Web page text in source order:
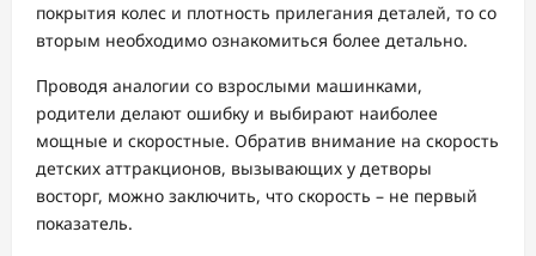
покрытия колес и плотность прилегания деталей, то со
вторым необходимо ознакомиться более детально.
Проводя аналогии со взрослыми машинками,
родители делают ошибку и выбирают наиболее
мощные и скоростные. Обратив внимание на скорость
детских аттракционов, вызывающих у детворы
восторг, можно заключить, что скорость – не первый
показатель.